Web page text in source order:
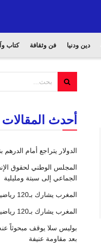
دين ودنيا فن وثقافة كتاب
أحدث المقالات
الدولار يتراجع أمام الدرهم بنسبة 0,42%
المجلس الوطني لحقوق
الجماعي إلى سبتة ومليلية
المغرب يشارك بـ120 رياضيا في دورة تارانتو 2026
المغرب يشارك بـ120 رياضيا في دورة تارانتو 2026
بوليس سلا يوقف مبحوثاً
بعد مقاومة عنيفة